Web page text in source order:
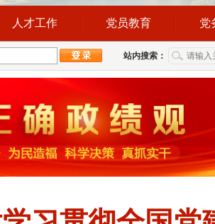
人才工作 党员教育 党
站内搜索：